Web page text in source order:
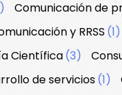
Comunicación de
y RRSS (1)
Científica(3)
de servicios(1)